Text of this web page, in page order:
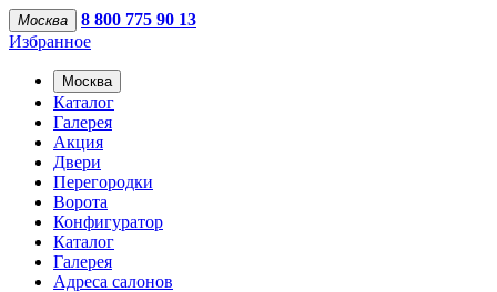
Москва
8 800 775 90 13
Избранное
Москва
Каталог
Галерея
Акция
Двери
Перегородки
Ворота
Конфигуратор
Каталог
Галерея
Адреса салонов